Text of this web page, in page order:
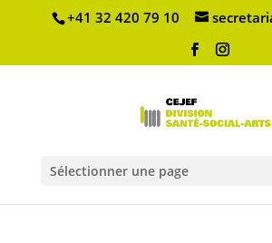
+41 32 420 79 10
Sélectionner une page